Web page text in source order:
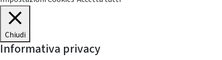
Chiudi
Informativa privacy